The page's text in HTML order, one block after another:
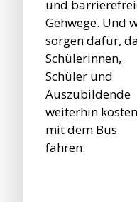
und
Gehwege. Und
sorgen dafür,
Schülerinnen,
Schüler und
Auszubildende
weiterhin
mit dem Bus
fahren.